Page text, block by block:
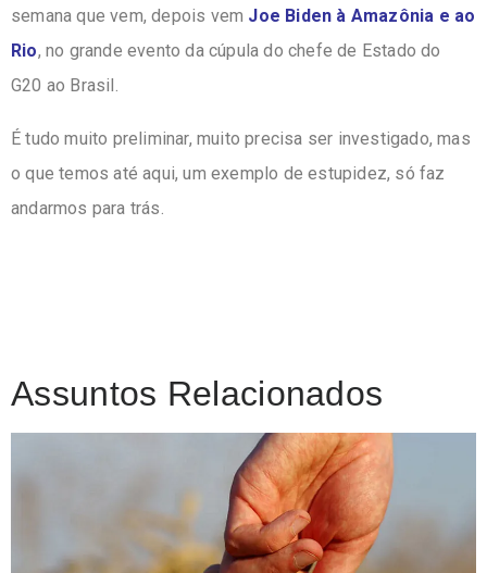
semana que vem, depois vem Joe Biden à Amazônia e ao
Rio, no grande evento da cúpula do chefe de Estado do
G20 ao Brasil.
É tudo muito preliminar, muito precisa ser investigado, mas
o que temos até aqui, um exemplo de estupidez, só faz
andarmos para trás.
Assuntos Relacionados